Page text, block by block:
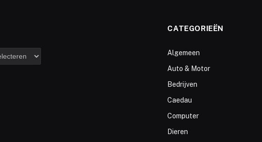
CATEGORIEËN
Algemeen
Auto & Motor
Bedrijven
Caedau
Computer
Dieren